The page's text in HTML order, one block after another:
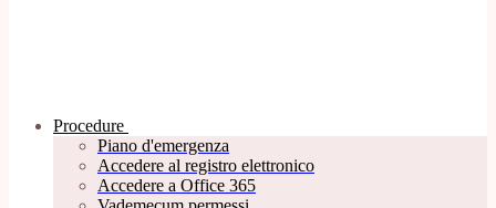
Procedure
Piano d'emergenza
Accedere al registro elettronico
Accedere a Office 365